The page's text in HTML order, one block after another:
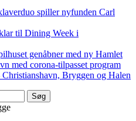
spiller nyfunden Carl
til Dining Week i
genåbner med ny Hamlet
med corona-tilpasset program
Bryggen og Halen